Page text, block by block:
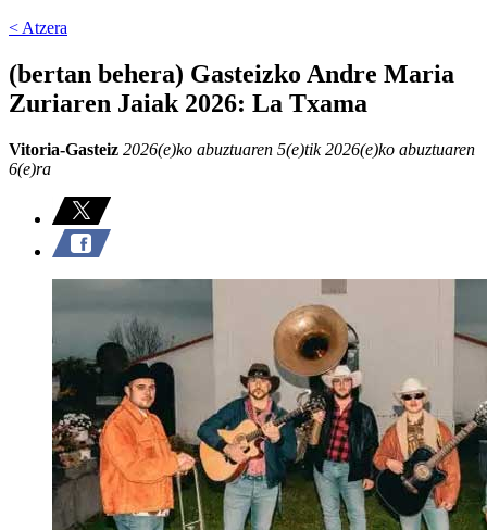
< Atzera
(bertan behera) Gasteizko Andre Maria
Zuriaren Jaiak 2026: La Txama
Vitoria-Gasteiz 2026(e)ko abuztuaren 5(e)tik 2026(e)ko abuztuaren
6(e)ra